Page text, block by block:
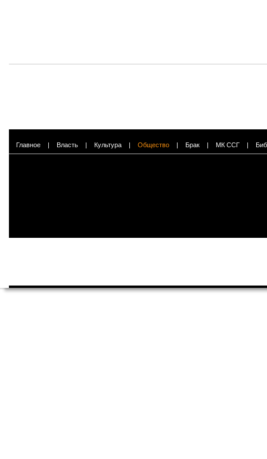
Главное | Власть | Культура | Общество | Брак | МК ССГ |